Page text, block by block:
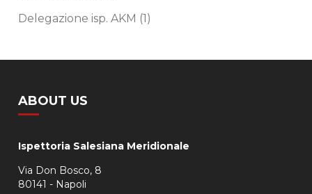
Delegazione isp. AKM (1)
ABOUT US
Ispettoria Salesiana Meridionale
Via Don Bosco, 8
80141 - Napoli